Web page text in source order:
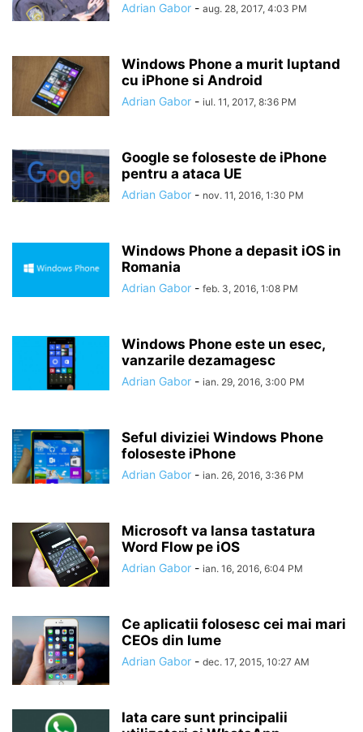
Adrian Gabor - aug. 28, 2017, 4:03 PM
Windows Phone a murit luptand
cu iPhone si Android
Adrian Gabor - iul. 11, 2017, 8:36 PM
Google se foloseste de iPhone
pentru a ataca UE
Adrian Gabor - nov. 11, 2016, 1:30 PM
Windows Phone a depasit iOS in
Romania
Adrian Gabor - feb. 3, 2016, 1:08 PM
Windows Phone este un esec,
vanzarile dezamagesc
Adrian Gabor - ian. 29, 2016, 3:00 PM
Seful diviziei Windows Phone
foloseste iPhone
Adrian Gabor - ian. 26, 2016, 3:36 PM
Microsoft va lansa tastatura
Word Flow pe iOS
Adrian Gabor - ian. 16, 2016, 6:04 PM
Ce aplicatii folosesc cei mai mari
CEOs din lume
Adrian Gabor - dec. 17, 2015, 10:27 AM
Iata care sunt principalii